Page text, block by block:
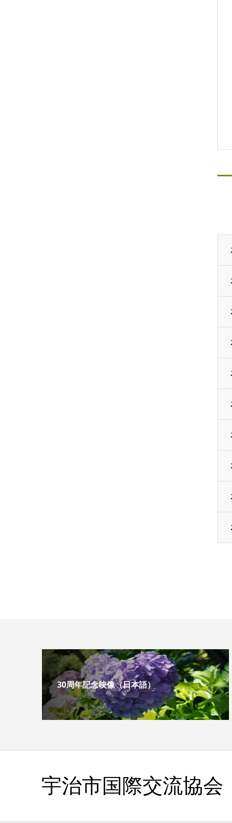
30周年記念映像（日本語）
宇治市国際交流協会